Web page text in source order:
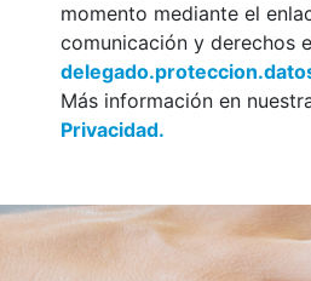
momento mediante el
comunicación y derechos
Más información en
Privacidad.